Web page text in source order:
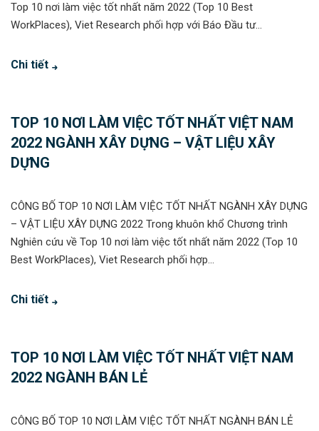
Top 10 nơi làm việc tốt nhất năm 2022 (Top 10 Best
WorkPlaces), Viet Research phối hợp với Báo Đầu tư...
Chi tiết
TOP 10 NƠI LÀM VIỆC TỐT NHẤT VIỆT NAM
2022 NGÀNH XÂY DỰNG – VẬT LIỆU XÂY
DỰNG
CÔNG BỐ TOP 10 NƠI LÀM VIỆC TỐT NHẤT NGÀNH XÂY DỰNG
– VẬT LIỆU XÂY DỰNG 2022 Trong khuôn khổ Chương trình
Nghiên cứu về Top 10 nơi làm việc tốt nhất năm 2022 (Top 10
Best WorkPlaces), Viet Research phối hợp...
Chi tiết
TOP 10 NƠI LÀM VIỆC TỐT NHẤT VIỆT NAM
2022 NGÀNH BÁN LẺ
CÔNG BỐ TOP 10 NƠI LÀM VIỆC TỐT NHẤT NGÀNH BÁN LẺ